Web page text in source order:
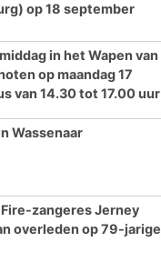
op 18 september
in het Wapen van
op maandag 17
van 14.30 tot 17.00 uur
Wassenaar
Fire-zangeres Jerney
overleden op 79-jarige